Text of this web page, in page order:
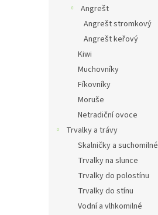
Angrešt
Angrešt stromkový
Angrešt keřový
Kiwi
Muchovníky
Fíkovníky
Moruše
Netradiční ovoce
Trvalky a trávy
Skalničky a suchomilné
Trvalky na slunce
Trvalky do polostínu
Trvalky do stínu
Vodní a vlhkomilné